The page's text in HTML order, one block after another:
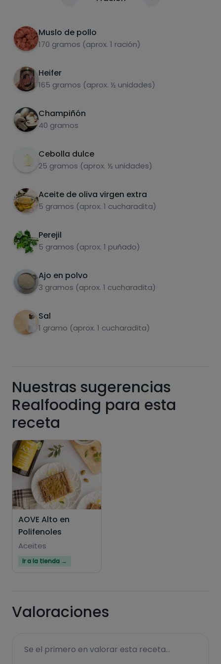
Muslo de pollo
170 gramos (aprox. 1 ración)
Heifer
165 gramos (aprox. ½ unidades)
Champiñón
40 gramos
Cebolla dulce
25 gramos (aprox. ½ unidades)
Aceite de oliva virgen extra
5 gramos (aprox. 1 cucharadita)
Perejil
5 gramos (aprox. 1 puñado)
Ajo en polvo
3 gramos (aprox. 1 cucharadita)
Sal
1 gramo (aprox. 1 cucharadita)
olla durante 30 minutos
Carbohidratos
Grasas
Azúcares
Grasas
de las recetas, y desbloquear muchas más
funcionalidades PLUS.
Pásate al PLUS
Nuestras sugerencias
Realfooding para esta
receta
AOVE Alto en
Polifenoles
Aceites
Ir a la tienda →
Valoraciones
Se el primero en valorar esta receta...